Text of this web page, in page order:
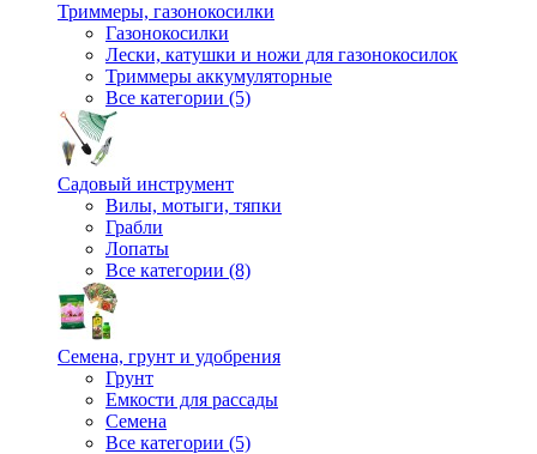
Триммеры, газонокосилки
Газонокосилки
Лески, катушки и ножи для газонокосилок
Триммеры аккумуляторные
Все категории (5)
Садовый инструмент
Вилы, мотыги, тяпки
Грабли
Лопаты
Все категории (8)
Семена, грунт и удобрения
Грунт
Емкости для рассады
Семена
Все категории (5)